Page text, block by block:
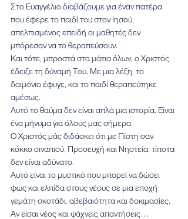
Στο Ευαγγέλιο διαβάζουμε για έναν πατέρα
που έφερε το παιδί του στον Ιησού,
απελπισμένος επειδή οι μαθητές δεν
μπόρεσαν να το θεραπεύσουν.
Και τότε, μπροστά στα μάτια όλων, ο Χριστός
έδειξε τη δύναμή Του. Με μια λέξη, το
δαιμόνιο έφυγε, και το παιδί θεραπεύτηκε
αμέσως.
Αυτό το θαύμα δεν είναι απλά μια ιστορία. Είναι
ένα μήνυμα για όλους μας σήμερα.
Ο Χριστός μάς διδάσκει ότι με Πίστη σαν
κόκκο σιναπιού, Προσευχή και Νηστεία, τίποτα
δεν είναι αδύνατο.
Αυτό είναι το μυστικό που μπορεί να δώσει
φως και ελπίδα στους νέους σε μια εποχή
γεμάτη σκοτάδι, αβεβαιότητα και δοκιμασίες.
Αν είσαι νέος και ψάχνεις απαντήσεις…